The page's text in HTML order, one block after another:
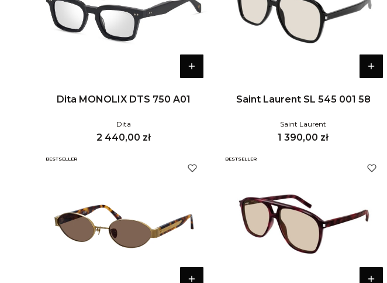
Dita MONOLIX DTS 750 A01
Dita
Cena
2 440,00 zł
Saint Laurent SL 545 001 58
Saint Laurent
Cena
1 390,00 zł
BESTSELLER BESTSELLER